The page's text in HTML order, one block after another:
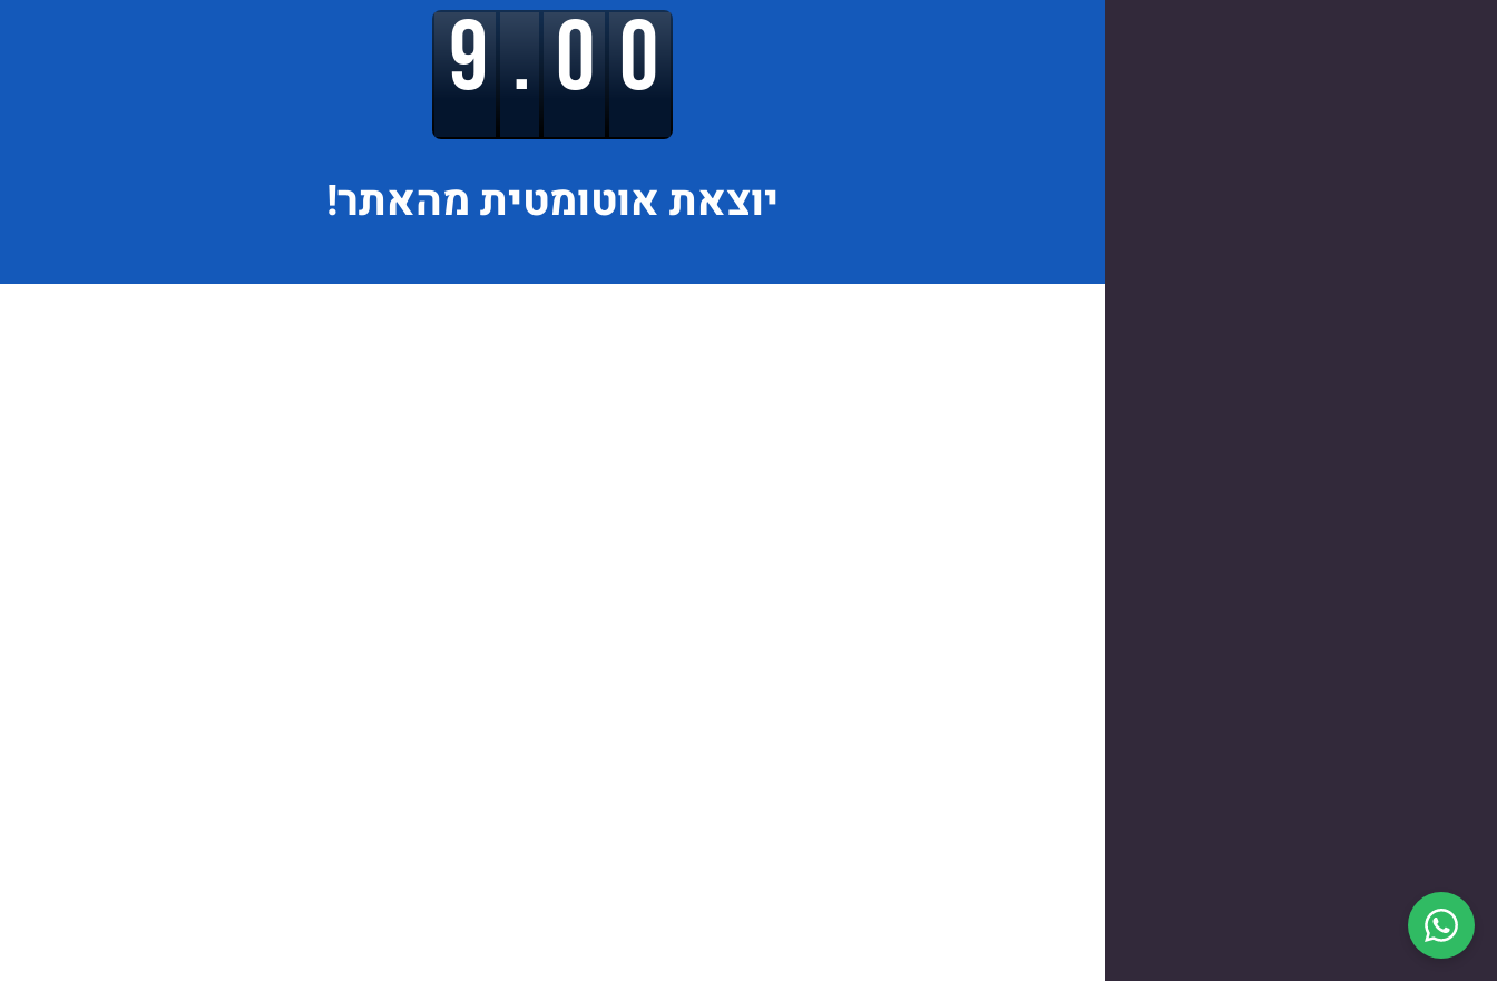
9.00
יוצאתאוטומטית מהאתר!